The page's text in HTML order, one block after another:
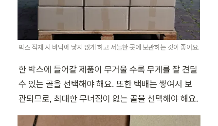
박스 적재 시 바닥에 닿지 않게 하고 서늘한 곳에 보관하는 것이 좋아요.
한 박스에 들어갈 제품이 무거울 수록 무게를 잘 견딜
수 있는 골을 선택해야 해요. 또한 택배는 쌓여서 보